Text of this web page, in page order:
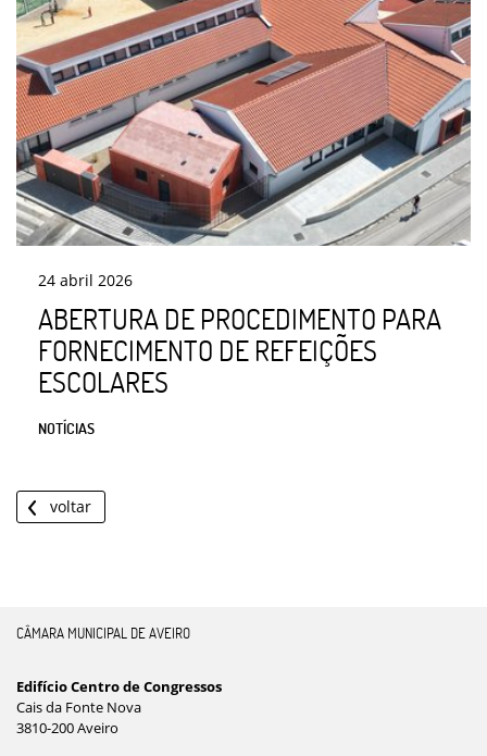
24 abril 2026
ABERTURA DE PROCEDIMENTO PARA
FORNECIMENTO DE REFEIÇÕES
ESCOLARES
NOTÍCIAS
voltar
CÂMARA MUNICIPAL DE AVEIRO
Edifício Centro de Congressos
Cais da Fonte Nova
3810-200 Aveiro